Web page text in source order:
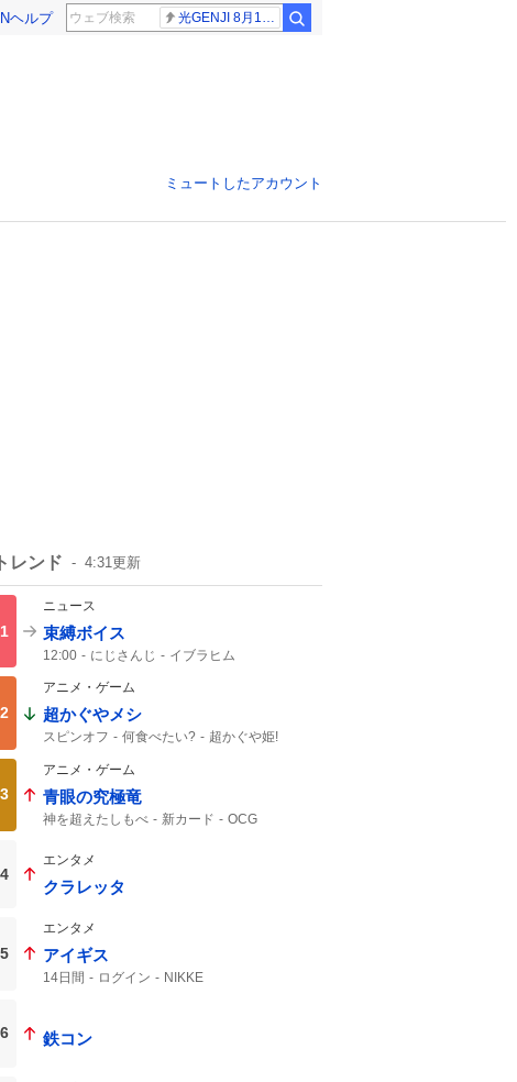
ヘルプ 光GENJI 8月19日
ミュートしたアカウント
トレンド 4:31更新
1
ニュース
束縛ボイス
12:00 にじさんじ イブラヒム
2
アニメ・ゲーム
超かぐやメシ
スピンオフ 何食べたい?
超かぐや姫!
超かぐや姫
3
アニメ・ゲーム
青眼の究極竜
神を超えたしもべ 新カード
OCG
4
エンタメ
クラレッタ
5
エンタメ
アイギス
14日間 ログイン NIKKE
6 鉄コン